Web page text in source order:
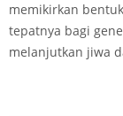
memikirkan
tepatnya bagi
melanjutkan jiwa